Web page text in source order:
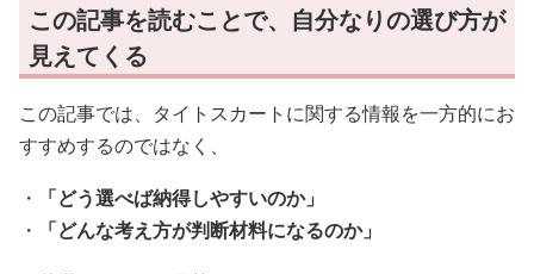
この記事を読むことで、自分なりの選び方が
見えてくる
この記事では、タイトスカートに関する情報を一方的にお
すすめするのではなく、
・
「どう選べば納得しやすいのか」
・
「どんな考え方が判断材料になるのか」